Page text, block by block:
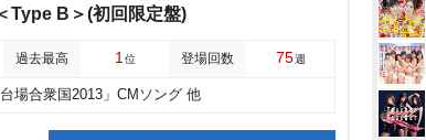
Type B＞(初回限定盤)
過去最高 1 位 登場回数 75週
場合衆国2013」CMソング 他